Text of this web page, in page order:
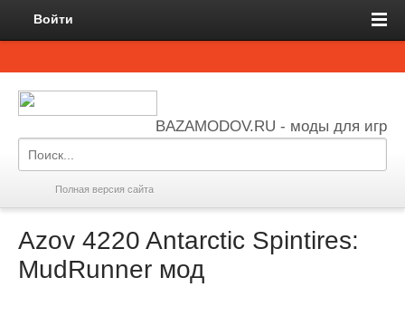
Войти
BAZAMODOV.RU - моды для игр
Полная версия сайта
Azov 4220 Antarctic Spintires:
MudRunner мод